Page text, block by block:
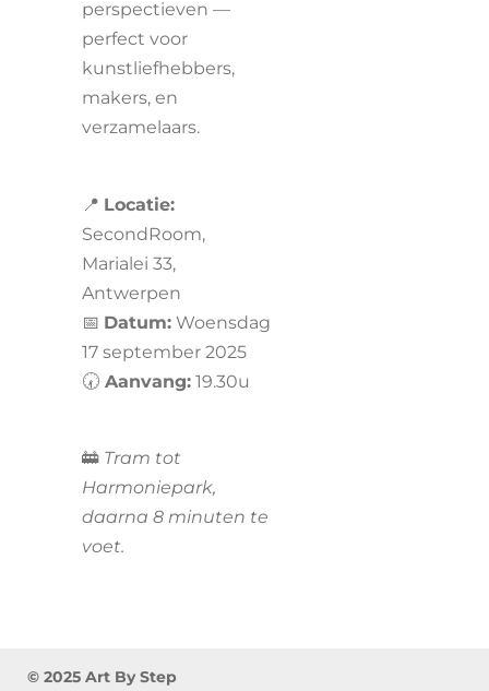
perspectieven —
perfect voor
kunstliefhebbers,
makers, en
verzamelaars.
📍 Locatie:
SecondRoom,
Marialei 33,
Antwerpen
📅 Datum: Woensdag
17 september 2025
🕢 Aanvang: 19.30u
🚋 Tram tot
Harmoniepark,
daarna 8 minuten te
voet.
© 2025 Art By Step